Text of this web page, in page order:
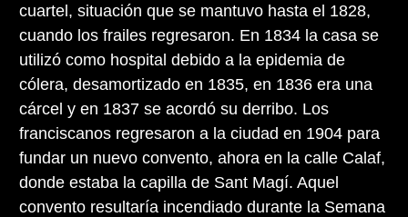
cuartel, situación que se mantuvo hasta el 1828,
cuando los frailes regresaron. En 1834 la casa se
utilizó como hospital debido a la epidemia de
cólera, desamortizado en 1835, en 1836 era una
cárcel y en 1837 se acordó su derribo. Los
franciscanos regresaron a la ciudad en 1904 para
fundar un nuevo convento, ahora en la calle Calaf,
donde estaba la capilla de Sant Magí. Aquel
convento resultaría incendiado durante la Semana